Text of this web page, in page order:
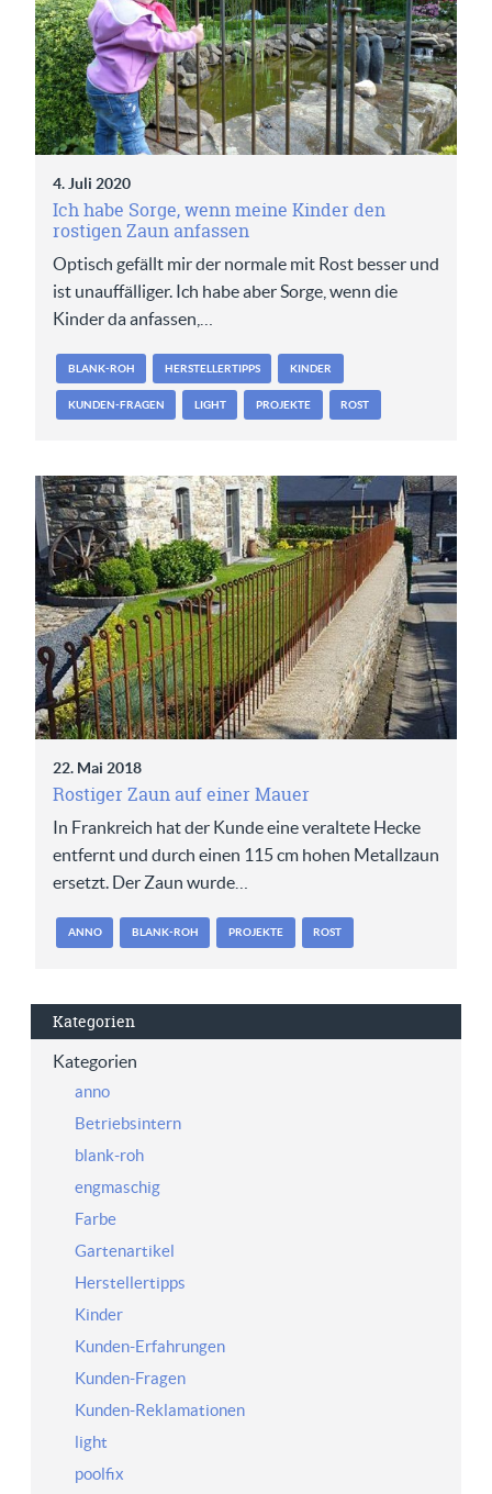
4. Juli 2020
Ich habe Sorge, wenn meine Kinder den
rostigen Zaun anfassen
Optisch gefällt mir der normale mit Rost besser und
ist unauffälliger. Ich habe aber Sorge, wenn die
Kinder da anfassen,…
BLANK-ROH HERSTELLERTIPPS KINDER
KUNDEN-FRAGEN LIGHT PROJEKTE ROST
22. Mai 2018
Rostiger Zaun auf einer Mauer
In Frankreich hat der Kunde eine veraltete Hecke
entfernt und durch einen 115 cm hohen Metallzaun
ersetzt. Der Zaun wurde…
ANNO BLANK-ROH PROJEKTE ROST
Kategorien
Kategorien
anno
Betriebsintern
blank-roh
engmaschig
Farbe
Gartenartikel
Herstellertipps
Kinder
Kunden-Erfahrungen
Kunden-Fragen
Kunden-Reklamationen
light
poolfix